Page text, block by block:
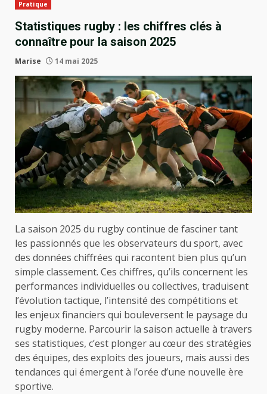
Pratique
Statistiques rugby : les chiffres clés à
connaître pour la saison 2025
Marise 14 mai 2025
La saison 2025 du rugby continue de fasciner tant
les passionnés que les observateurs du sport, avec
des données chiffrées qui racontent bien plus qu’un
simple classement. Ces chiffres, qu’ils concernent les
performances individuelles ou collectives, traduisent
l’évolution tactique, l’intensité des compétitions et
les enjeux financiers qui bouleversent le paysage du
rugby moderne. Parcourir la saison actuelle à travers
ses statistiques, c’est plonger au cœur des stratégies
des équipes, des exploits des joueurs, mais aussi des
tendances qui émergent à l’orée d’une nouvelle ère
sportive.